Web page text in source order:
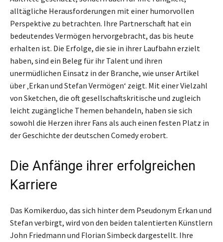
alltägliche Herausforderungen mit einer humorvollen
Perspektive zu betrachten. Ihre Partnerschaft hat ein
bedeutendes Vermögen hervorgebracht, das bis heute
erhalten ist. Die Erfolge, die sie in ihrer Laufbahn erzielt
haben, sind ein Beleg für ihr Talent und ihren
unermüdlichen Einsatz in der Branche, wie unser Artikel
über ‚Erkan und Stefan Vermögen‘ zeigt. Mit einer Vielzahl
von Sketchen, die oft gesellschaftskritische und zugleich
leicht zugängliche Themen behandeln, haben sie sich
sowohl die Herzen ihrer Fans als auch einen festen Platz in
der Geschichte der deutschen Comedy erobert.
Die Anfänge ihrer erfolgreichen
Karriere
Das Komikerduo, das sich hinter dem Pseudonym Erkan und
Stefan verbirgt, wird von den beiden talentierten Künstlern
John Friedmann und Florian Simbeck dargestellt. Ihre